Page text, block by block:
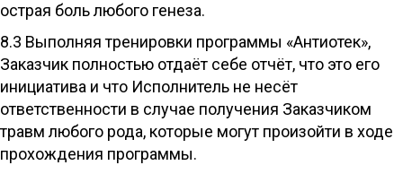
острая боль любого генеза.
8.3 Выполняя тренировки программы «Антиотек»,
Заказчик полностью отдаёт себе отчёт, что это его
инициатива и что Исполнитель не несёт
ответственности в случае получения Заказчиком
травм любого рода, которые могут произойти в ходе
прохождения программы.